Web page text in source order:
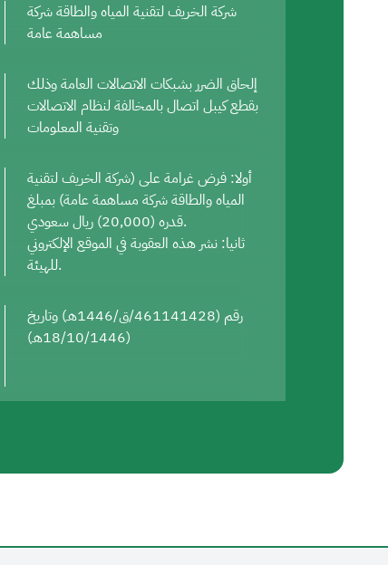
شركة الخريف لتقنية المياه والطاقة شركة
مساهمة عامة
إلحاق الضرر بشبكات الاتصالات العامة وذلك
بقطع كيبل اتصال بالمخالفة لنظام الاتصالات
وتقنية المعلومات
أولا: فرض غرامة على (شركة الخريف لتقنية
المياه والطاقة شركة مساهمة عامة) بمبلغ
قدره (20,000) ريال سعودي.
ثانيا: نشر هذه العقوبة في الموقع الإلكتروني
للهيئة.
رقم (461141428/ق/1446هـ) وتاريخ
(18/10/1446هـ)